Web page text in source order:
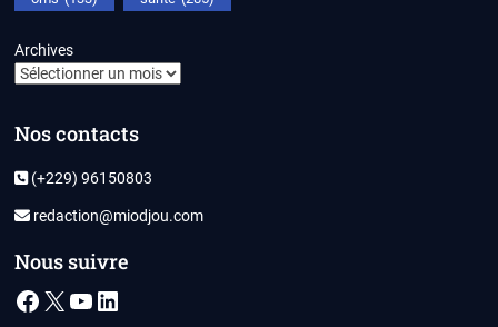
Archives
Nos contacts
(+229) 96150803
redaction@miodjou.com
Nous suivre
Facebook
X YouTube
LinkedIn